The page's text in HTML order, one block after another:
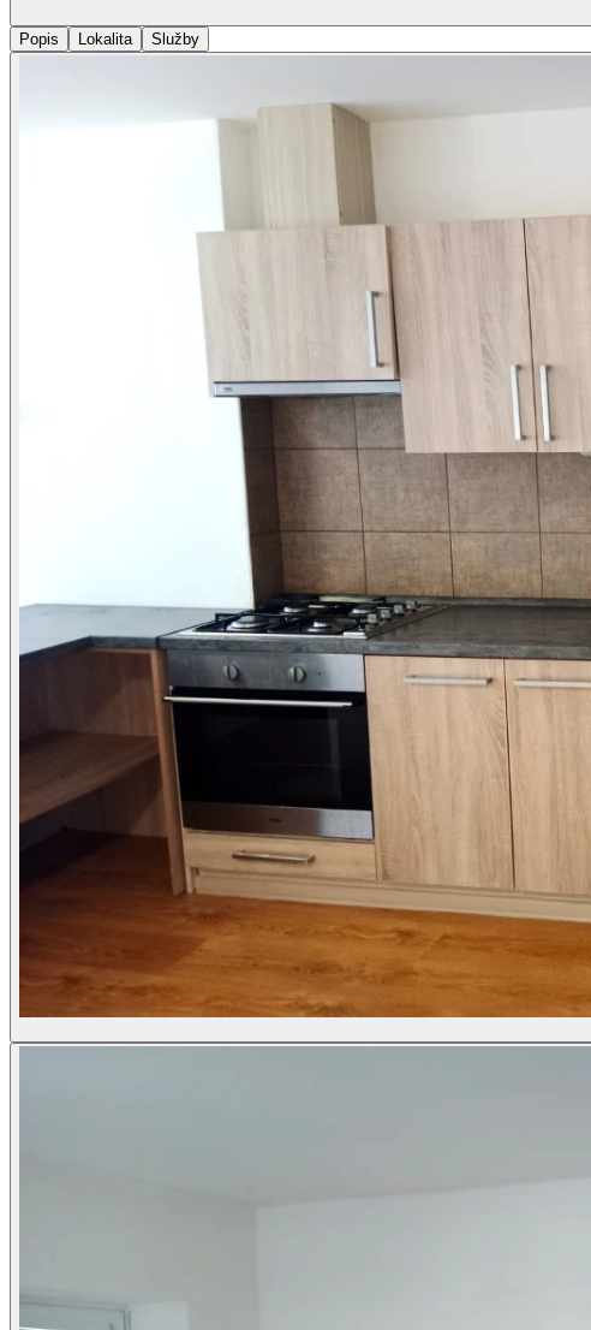
Popis
Lokalita Služby